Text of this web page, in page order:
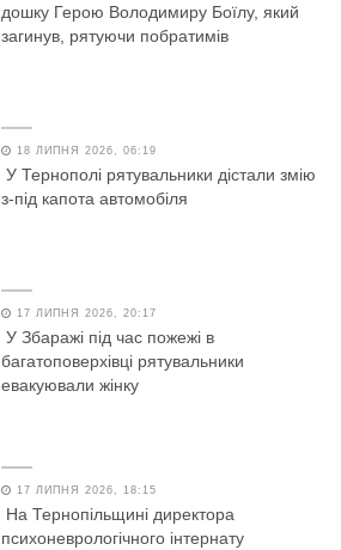
дошку Герою Володимиру Боїлу, який
загинув, рятуючи побратимів
18 ЛИПНЯ 2026, 06:19
У Тернополі рятувальники дістали змію
з-під капота автомобіля
17 ЛИПНЯ 2026, 20:17
У Збаражі під час пожежі в
багатоповерхівці рятувальники
евакуювали жінку
17 ЛИПНЯ 2026, 18:15
На Тернопільщині директора
психоневрологічного інтернату